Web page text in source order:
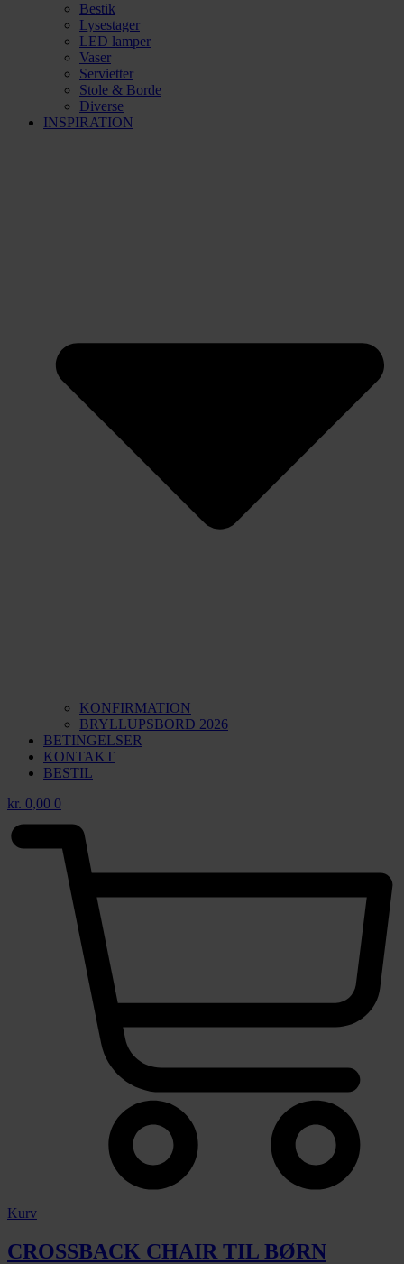
Bestik
Lysestager
LED lamper
Vaser
Servietter
Stole & Borde
Diverse
INSPIRATION
KONFIRMATION
BRYLLUPSBORD 2026
BETINGELSER
KONTAKT
BESTIL
kr. 0,00 0
Kurv
CROSSBACK CHAIR TIL BØRN